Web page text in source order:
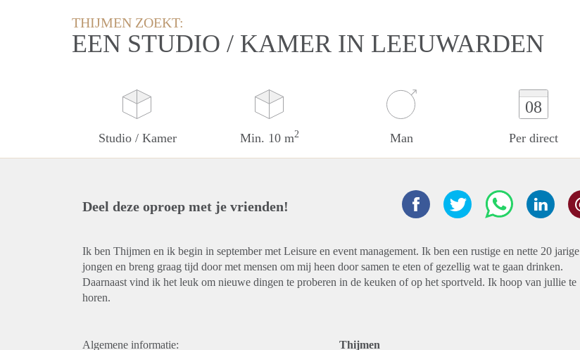
THIJMEN ZOEKT:
EEN STUDIO / KAMER IN LEEUWARDEN
Studio / Kamer Min. 10 m2 Man
08
Per direct
Deel deze oproep met je vrienden!
Ik ben Thijmen en ik begin in september met Leisure en event management. Ik ben een rustige en nette 20 jarige
jongen en breng graag tijd door met mensen om mij heen door samen te eten of gezellig wat te gaan drinken.
Daarnaast vind ik het leuk om nieuwe dingen te proberen in de keuken of op het sportveld. Ik hoop van jullie te
horen.
Algemene informatie: Thijmen